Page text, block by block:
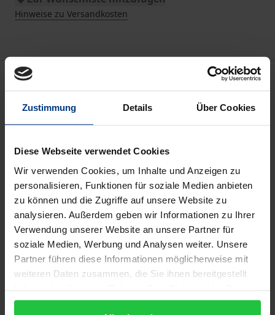
Zustimmung Details Über Cookies
Diese Webseite verwendet Cookies
Wir verwenden Cookies, um Inhalte und Anzeigen zu
personalisieren, Funktionen für soziale Medien anbieten
zu können und die Zugriffe auf unsere Website zu
analysieren. Außerdem geben wir Informationen zu Ihrer
Verwendung unserer Website an unsere Partner für
soziale Medien, Werbung und Analysen weiter. Unsere
Partner führen diese Informationen möglicherweise mit
weiteren Daten zusammen, die Sie ihnen bereitgestellt
gesammelt haben.
Hinweise zu Versandkosten
Beschreibung
In Deutschland finanziert mehr als die Hälfte aller
einen Rechtsanwalt beauftragen und ggf. ein
Gericht in Anspruch nehmen, die entstehenden
Kosten nicht aus eigenen Mitteln. Mehrheitlich
stützen sich die Deutschen bei der
Inanspruchnahme von Rechtsanwälten und
Gerichten auf einen Kostenfinanzierer. Dieses Buch
untersucht auf der Basis von empirischen Studien,
die zwischen 2006 und 2013 entstanden sind, die
anwaltlichen Finanzierung von